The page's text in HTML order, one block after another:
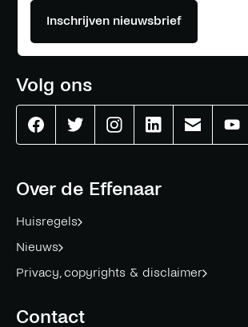
Over de Effenaar
Huisregels
Nieuws
Privacy, copyrights & disclaimer
Contact
Inschrijven nieuwsbrief
Volg ons
EffenaarEffenaarEffenaarEffenaarEffenaar